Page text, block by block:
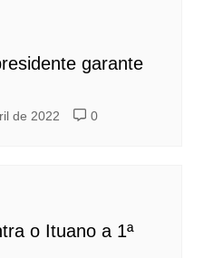
garante
de 2022 0
o Ituano a 1ª